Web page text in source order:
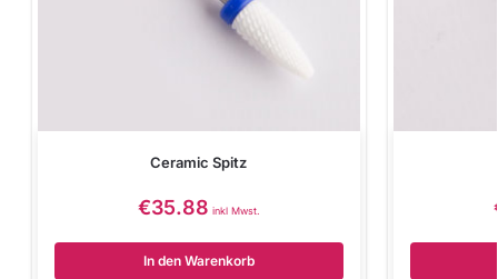
Ceramic Spitz
€35.88 inkl Mwst.
In den Warenkorb